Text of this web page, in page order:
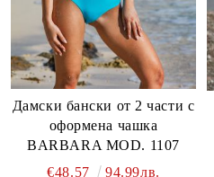
Дамски бански от 2 части с
оформена чашка
BARBARA MOD. 1107
€48.57
94.99лв.